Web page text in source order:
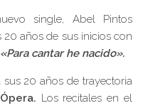
single, Abel Pintos
años de sus inicios con
«Para cantar he nacido».
sus 20 años de trayectoria
Los recitales en el